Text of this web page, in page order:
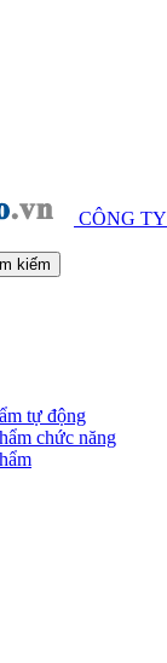
CÔNG
tự động
chức năng